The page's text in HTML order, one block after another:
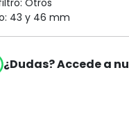
Otros
43 y 46 mm
¿Dudas? Accede a